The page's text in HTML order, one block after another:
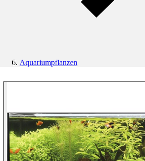
Aquariumpflanzen